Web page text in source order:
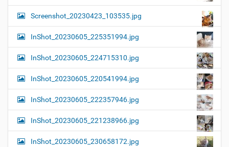
Screenshot_20230423_103535.jpg
InShot_20230605_225351994.jpg
InShot_20230605_224715310.jpg
InShot_20230605_220541994.jpg
InShot_20230605_222357946.jpg
InShot_20230605_221238966.jpg
InShot_20230605_230658172.jpg